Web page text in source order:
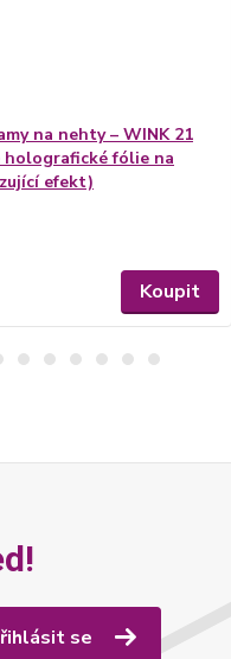
na nehty – WINK 21
fólie na
efekt)
Koupit
se